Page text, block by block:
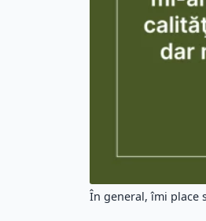
În general, îmi place